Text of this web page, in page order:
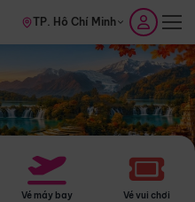
TP. Hồ Chí Minh
Vé máy bay Vé vui chơi